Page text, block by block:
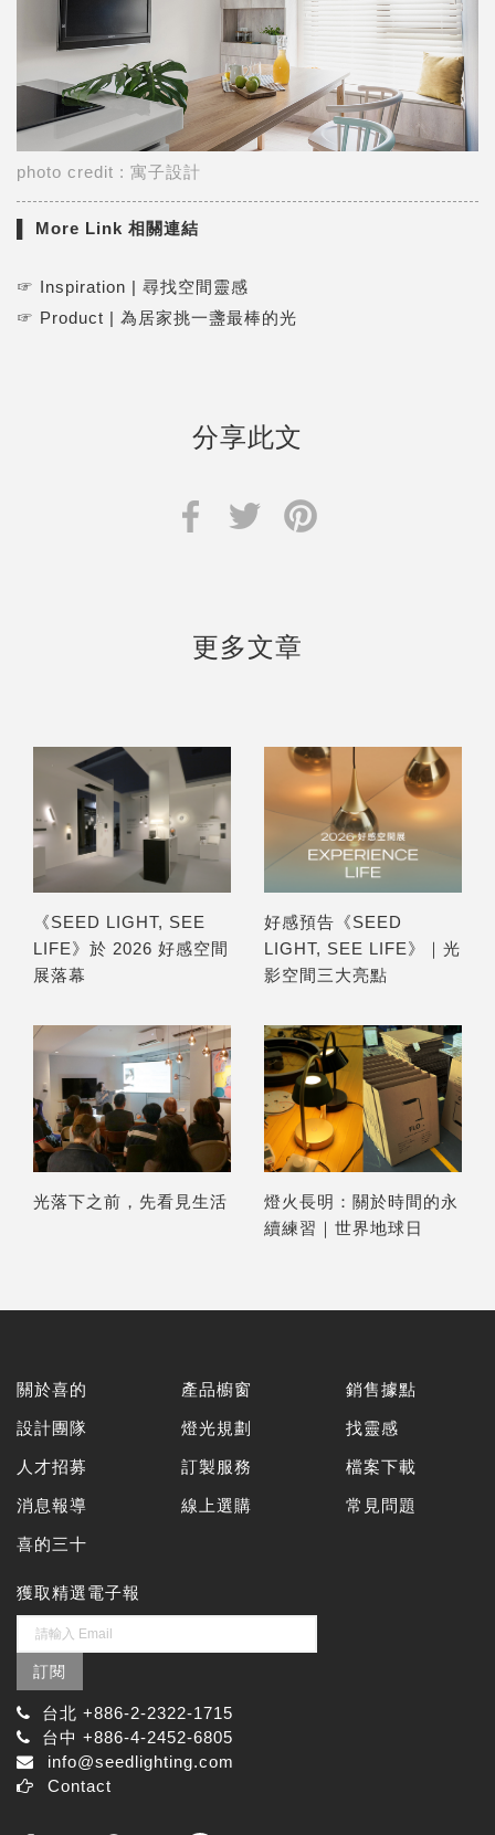
photo credit : 寓子設計
▌ More Link 相關連結
☞ Inspiration | 尋找空間靈感
☞ Product | 為居家挑一盞最棒的光
分享此文
更多文章
《SEED LIGHT, SEE
LIFE》於 2026 好感空間
展落幕
好感預告《SEED
LIGHT, SEE LIFE》｜光
影空間三大亮點
光落下之前，先看見生活
燈火長明：關於時間的永
續練習｜世界地球日
關於喜的
設計團隊
人才招募
消息報導
喜的三十
產品櫥窗
燈光規劃
訂製服務
線上選購
銷售據點
找靈感
檔案下載
常見問題
獲取精選電子報
訂閱
台北 +886-2-2322-1715
台中 +886-4-2452-6805
info@seedlighting.com
Contact